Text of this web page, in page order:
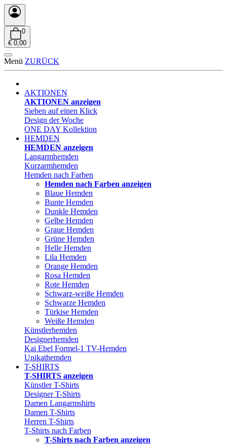
0
€ 0,00
Menü ZURÜCK
AKTIONEN
AKTIONEN anzeigen
Sieben auf einen Klick
Design der Woche
ONE DAY Kollektion
HEMDEN
HEMDEN anzeigen
Langarmhemden
Kurzarmhemden
Hemden nach Farben
Hemden nach Farben anzeigen
Blaue Hemden
Bunte Hemden
Dunkle Hemden
Gelbe Hemden
Graue Hemden
Grüne Hemden
Helle Hemden
Lila Hemden
Orange Hemden
Rosa Hemden
Rote Hemden
Schwarz-weiße Hemden
Schwarze Hemden
Türkise Hemden
Weiße Hemden
Künstlerhemden
Designerhemden
Kai Ebel Formel-1 TV-Hemden
Unikathemden
T-SHIRTS
T-SHIRTS anzeigen
Künstler T-Shirts
Designer T-Shirts
Damen Langarmshirts
Damen T-Shirts
Herren T-Shirts
T-Shirts nach Farben
T-Shirts nach Farben anzeigen